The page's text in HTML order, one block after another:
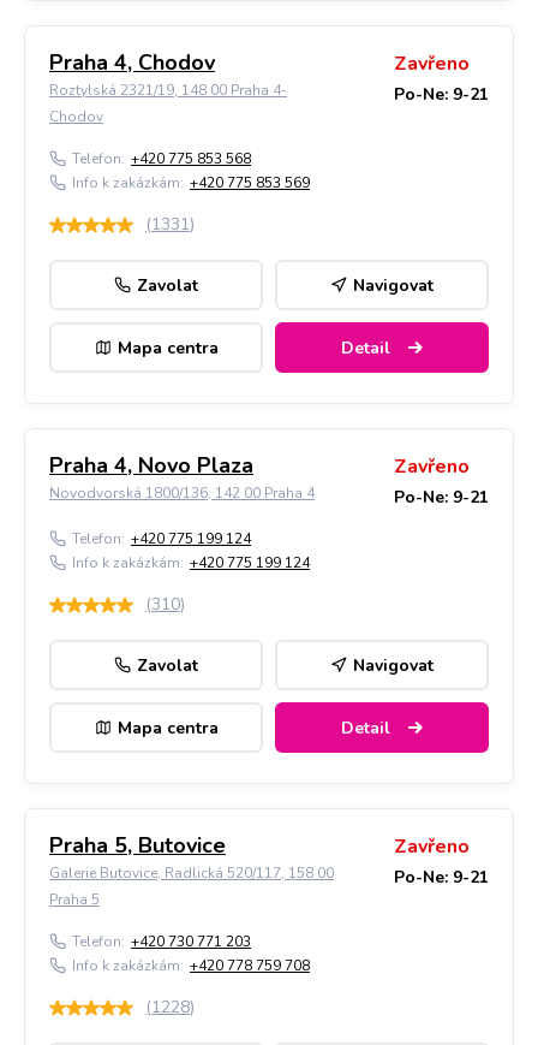
Praha 4, Chodov
Roztylská 2321/19, 148 00 Praha 4-
Chodov
Zavřeno
Po-Ne: 9-21
Telefon: +420 775 853 568
Info k zakázkám: +420 775 853 569
(1331)
Zavolat Navigovat
Mapa centra Detail
Praha 4, Novo Plaza
Novodvorská 1800/136, 142 00 Praha 4
Zavřeno
Po-Ne: 9-21
Telefon: +420 775 199 124
Info k zakázkám: +420 775 199 124
(310)
Zavolat Navigovat
Mapa centra Detail
Praha 5, Butovice
Galerie Butovice, Radlická 520/117, 158 00
Praha 5
Zavřeno
Po-Ne: 9-21
Telefon: +420 730 771 203
Info k zakázkám: +420 778 759 708
(1228)